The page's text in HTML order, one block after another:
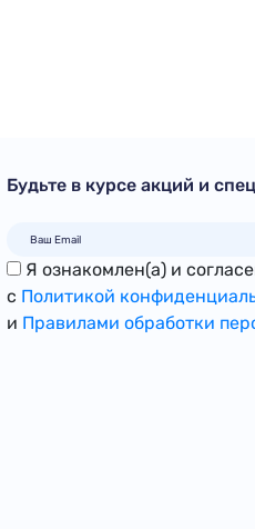
Будьте в курсе акций и
Я ознакомлен(а) и
с Политикой
и Правилами обработки